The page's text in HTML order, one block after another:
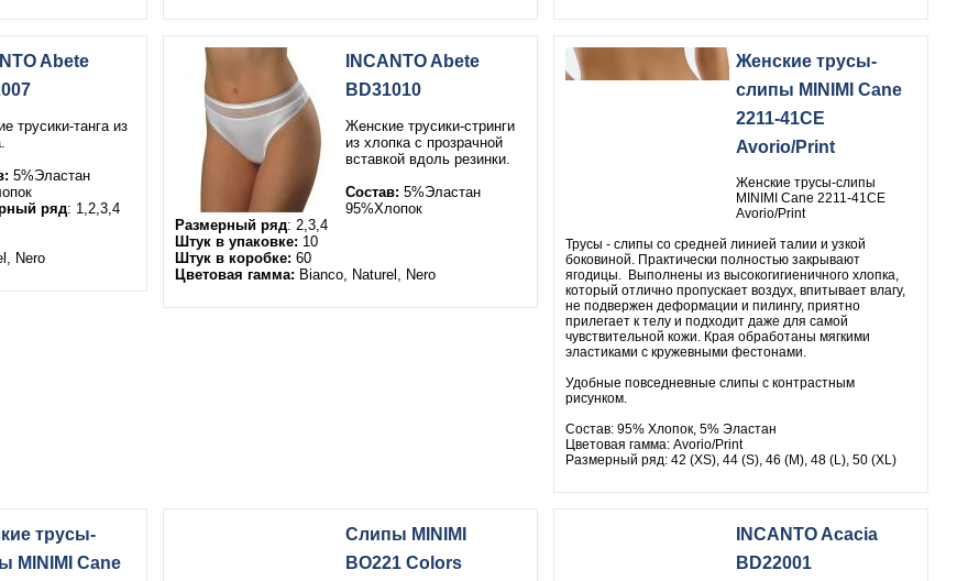
Abete
трусики-танга из
5%Эластан
ряд: 1,2,3,4
Nero
INCANTO Abete
BD31010
Женские трусики-стринги
из хлопка с прозрачной
вставкой вдоль резинки.
Состав: 5%Эластан
95%Хлопок
Размерный ряд: 2,3,4
Штук в упаковке: 10
Штук в коробке: 60
Цветовая гамма: Bianco, Naturel, Nero
Женские трусы-
слипы MINIMI Cane
2211-41CE
Avorio/Print
Женские трусы-слипы
MINIMI Cane 2211-41CE
Avorio/Print
Трусы - слипы со средней линией талии и узкой
боковиной. Практически полностью закрывают
ягодицы. Выполнены из высокогигиеничного хлопка,
который отлично пропускает воздух, впитывает влагу,
не подвержен деформации и пилингу, приятно
прилегает к телу и подходит даже для самой
чувствительной кожи. Края обработаны мягкими
эластиками с кружевными фестонами.
Удобные повседневные слипы с контрастным
рисунком.
Состав: 95% Хлопок, 5% Эластан
Цветовая гамма: Avorio/Print
Размерный ряд: 42 (XS), 44 (S), 46 (M), 48 (L), 50 (XL)
трусы-
MINIMI Cane
Слипы MINIMI
BO221 Colors
INCANTO Acacia
BD22001